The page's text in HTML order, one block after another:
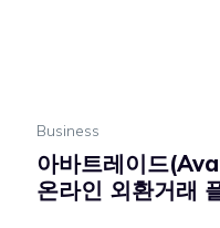
Business
아바트레이드
온라인 외환거래